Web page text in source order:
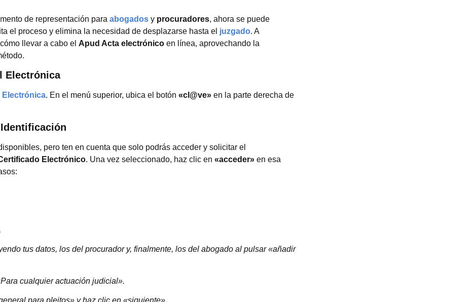
de representación para abogados y procuradores, ahora se puede
el proceso y elimina la necesidad de desplazarse hasta el juzgado. A
llevar a cabo el Apud Acta electrónico en línea, aprovechando la
Electrónica
Electrónica. En el menú superior, ubica el botón «cl@ve» en la parte derecha de
pero ten en cuenta que solo podrás acceder y solicitar el
Electrónico. Una vez seleccionado, haz clic en «acceder» en esa
tus datos, los del procurador y, finalmente, los del abogado al pulsar «añadir
cualquier actuación judicial».